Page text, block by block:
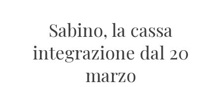
Sabino, la cassa
integrazione dal 20
marzo